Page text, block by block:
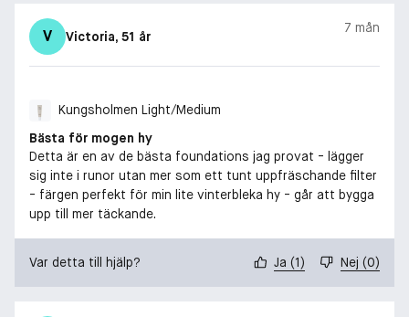
V Victoria, 51 år
7 mån
Kungsholmen Light/Medium
Bästa för mogen hy
Detta är en av de bästa foundations jag provat - lägger
sig inte i runor utan mer som ett tunt uppfräschande filter
- färgen perfekt för min lite vinterbleka hy - går att bygga
upp till mer täckande.
Var detta till hjälp? Ja (1) Nej (0)